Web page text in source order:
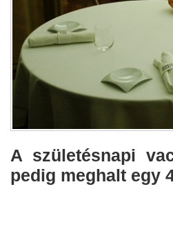
A születésnapi
pedig meghalt egy